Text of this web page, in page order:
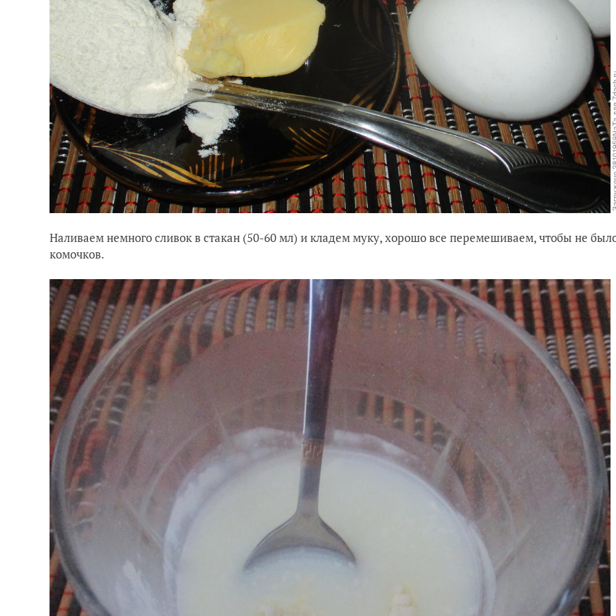
Наливаем немного сливок в стакан (50-60 мл) и кладем муку, хорошо все перемешиваем, чтобы не
комочков.